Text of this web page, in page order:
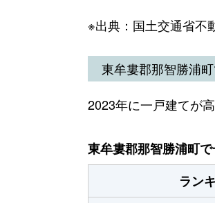
※出典：国土交通省不
東牟婁郡那智勝浦
2023年に一戸建てが
東牟婁郡那智勝浦町
ラン